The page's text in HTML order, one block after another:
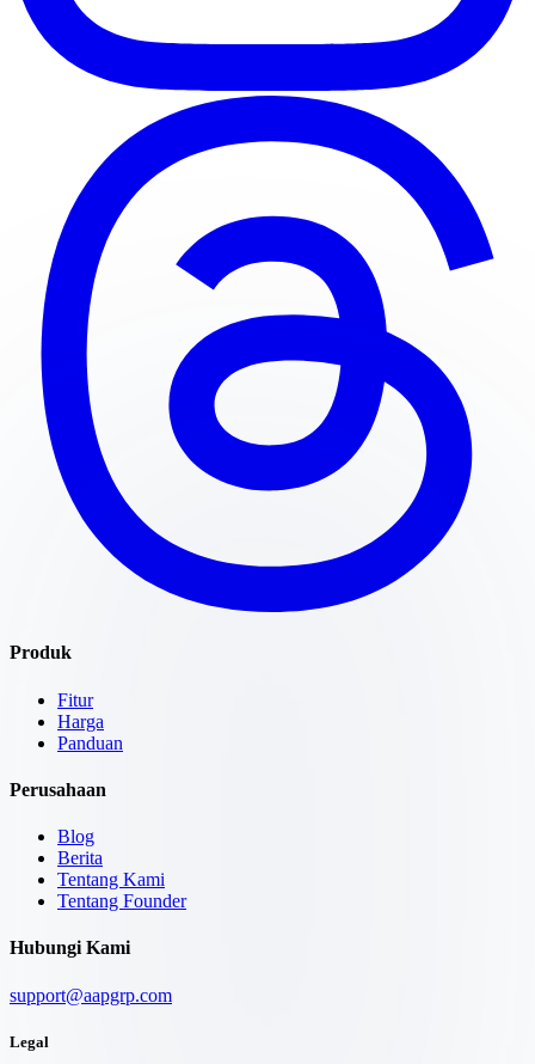
Produk
Fitur
Harga
Panduan
Perusahaan
Blog
Berita
Tentang Kami
Tentang Founder
Hubungi Kami
support@aapgrp.com
Legal